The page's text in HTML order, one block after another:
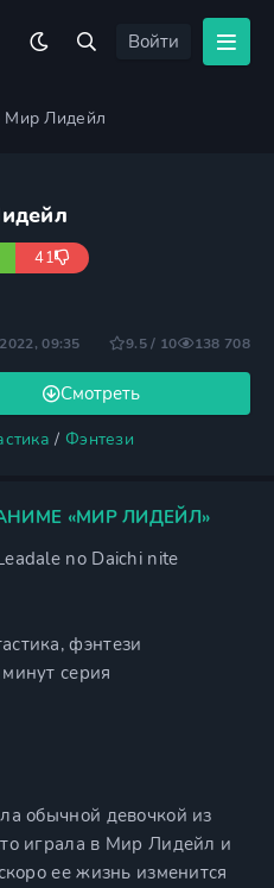
Войти
Мир Лидейл
41
/ Фэнтези
Смотреть
09:35 9.5 / 10
138 708
«МИР ЛИДЕЙЛ»
no Daichi nite
фэнтези
серия
обычной девочкой из
играла в Мир Лидейл и
ее жизнь изменится